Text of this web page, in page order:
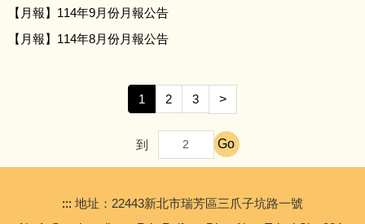
學務處
教務處
【校外轉知】2026年六福永續獎比賽
【專任運動教練甄選】公告本校114學年度代理羽球專任
【月報】114年9月份月報公告
【月報】114年8月份月報公告
1 2 3 >
到 Go
::: 地址：22443新北市瑞芳區三爪子坑路一號